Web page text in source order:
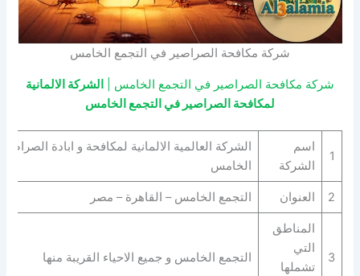
شركة مكافحة الصراصير في التجمع الخامس
شركة مكافحة الصراصير في التجمع الخامس |
الشركة الالمانية
لمكافحة الصراصير في التجمع الخامس
1
اسم
الشركة
الشركة العالمية الالمانية لمكافحة و ابادة
الخامس
2 العنوان التجمع الخامس – القاهرة – مصر
3
المناطق
التي
تشملها
التجمع الخامس و جميع الاحياء القريبة منها